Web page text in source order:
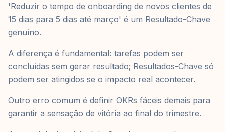
'Reduzir o tempo de onboarding de novos clientes de
15 dias para 5 dias até março' é um Resultado-Chave
genuíno.
A diferença é fundamental: tarefas podem ser
concluídas sem gerar resultado; Resultados-Chave só
podem ser atingidos se o impacto real acontecer.
Outro erro comum é definir OKRs fáceis demais para
garantir a sensação de vitória ao final do trimestre.